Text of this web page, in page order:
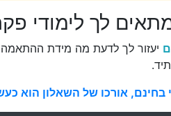
לך לימודי
יעזור לך לדעת מה מידת
אורכו של השאלון הוא